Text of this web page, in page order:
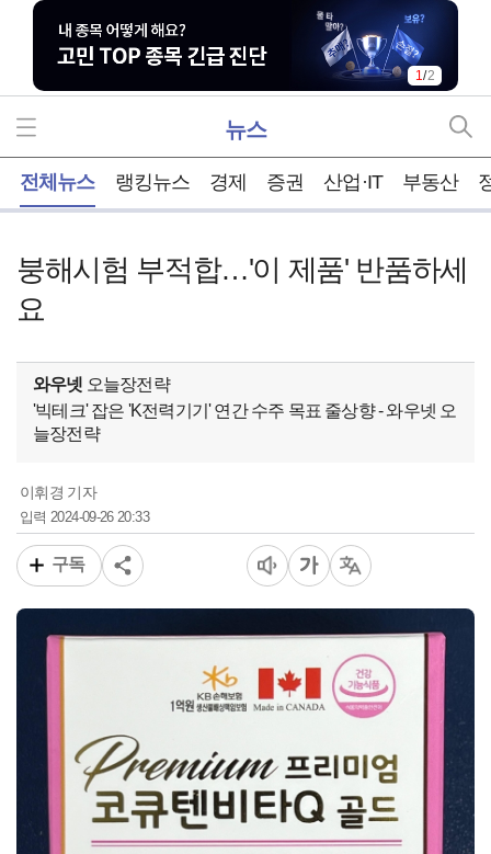
1/2
뉴스
전체뉴스 랭킹뉴스 경제 증권 산업·IT 부동산
붕해시험 부적합…'이 제품' 반품하세
요
와우넷 오늘장전략
'빅테크' 잡은 'K전력기기' 연간 수주 목표 줄상향 - 와우넷 오
늘장전략
이휘경 기자
입력 2024-09-26 20:33
구독